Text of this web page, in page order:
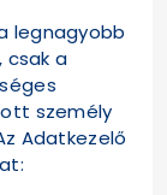
legnagyobb
csak a
személy
Adatkezelő